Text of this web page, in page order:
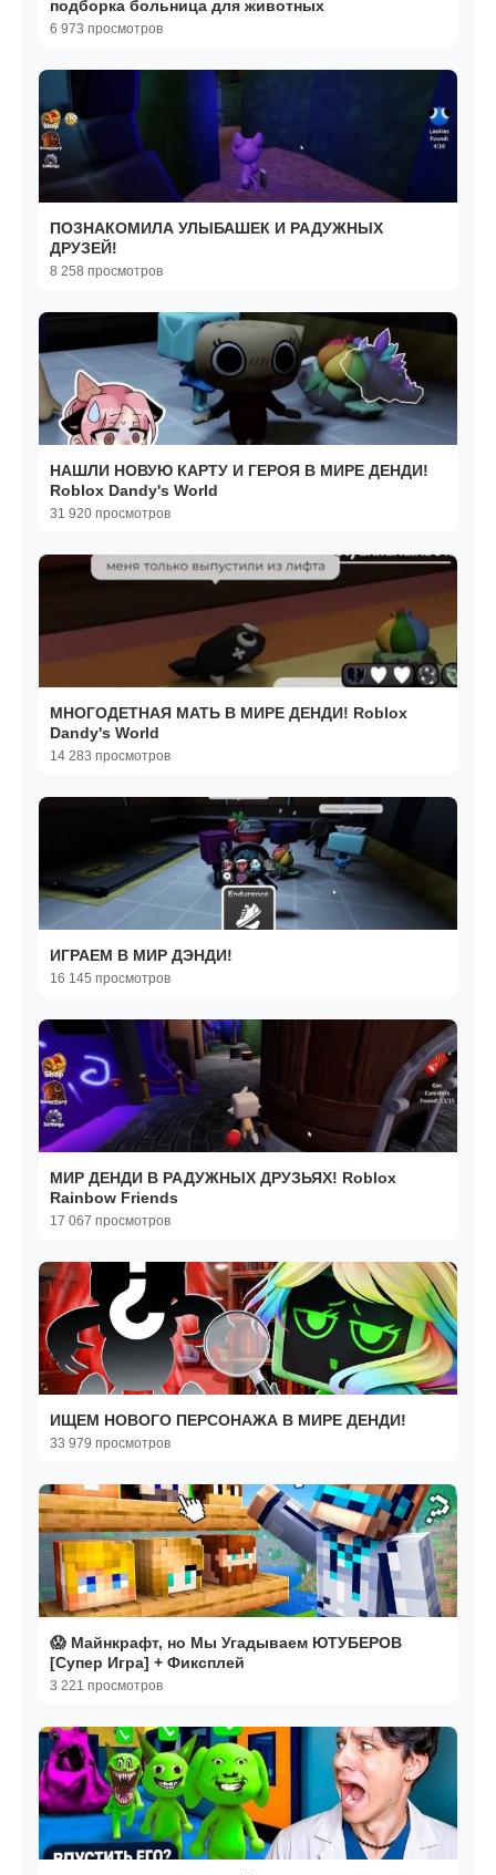
подборка больница для животных
6 973 просмотров
ПОЗНАКОМИЛА УЛЫБАШЕК И РАДУЖНЫХ
ДРУЗЕЙ!
8 258 просмотров
НАШЛИ НОВУЮ КАРТУ И ГЕРОЯ В МИРЕ ДЕНДИ!
Roblox Dandy's World
31 920 просмотров
МНОГОДЕТНАЯ МАТЬ В МИРЕ ДЕНДИ! Roblox
Dandy's World
14 283 просмотров
ИГРАЕМ В МИР ДЭНДИ!
16 145 просмотров
МИР ДЕНДИ В РАДУЖНЫХ ДРУЗЬЯХ! Roblox
Rainbow Friends
17 067 просмотров
ИЩЕМ НОВОГО ПЕРСОНАЖА В МИРЕ ДЕНДИ!
33 979 просмотров
😱 Майнкрафт, но Мы Угадываем ЮТУБЕРОВ
[Супер Игра] + Фиксплей
3 221 просмотров